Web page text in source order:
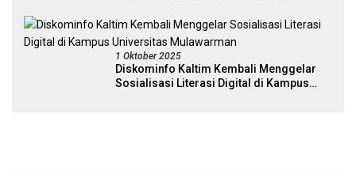
1 Oktober 2025
Diskominfo Kaltim Kembali Menggelar
Sosialisasi Literasi Digital di Kampus